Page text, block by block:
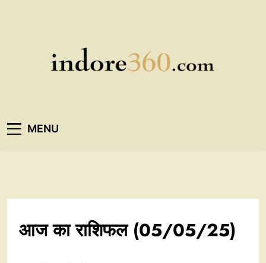
Indore360
MENU
आज का राशिफल (05/05/25)